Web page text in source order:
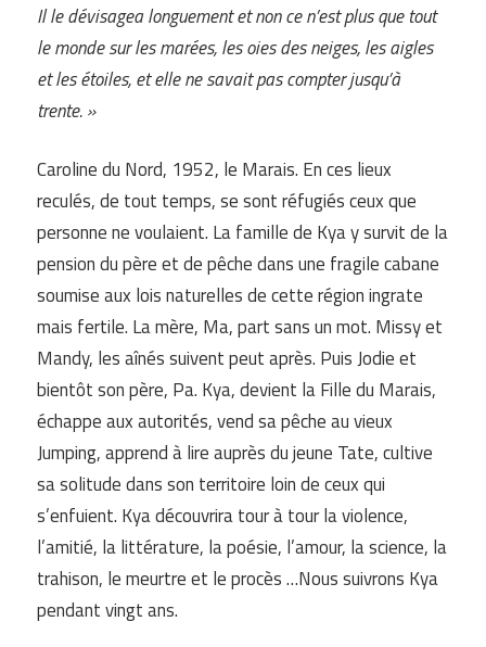
Il le dévisagea longuement et non ce n’est plus que tout
le monde sur les marées, les oies des neiges, les aigles
et les étoiles, et elle ne savait pas compter jusqu’à
trente. »
Caroline du Nord, 1952, le Marais. En ces lieux
reculés, de tout temps, se sont réfugiés ceux que
personne ne voulaient. La famille de Kya y survit de la
pension du père et de pêche dans une fragile cabane
soumise aux lois naturelles de cette région ingrate
mais fertile. La mère, Ma, part sans un mot. Missy et
Mandy, les aînés suivent peut après. Puis Jodie et
bientôt son père, Pa. Kya, devient la Fille du Marais,
échappe aux autorités, vend sa pêche au vieux
Jumping, apprend à lire auprès du jeune Tate, cultive
sa solitude dans son territoire loin de ceux qui
s’enfuient. Kya découvrira tour à tour la violence,
l’amitié, la littérature, la poésie, l’amour, la science, la
trahison, le meurtre et le procès …Nous suivrons Kya
pendant vingt ans.